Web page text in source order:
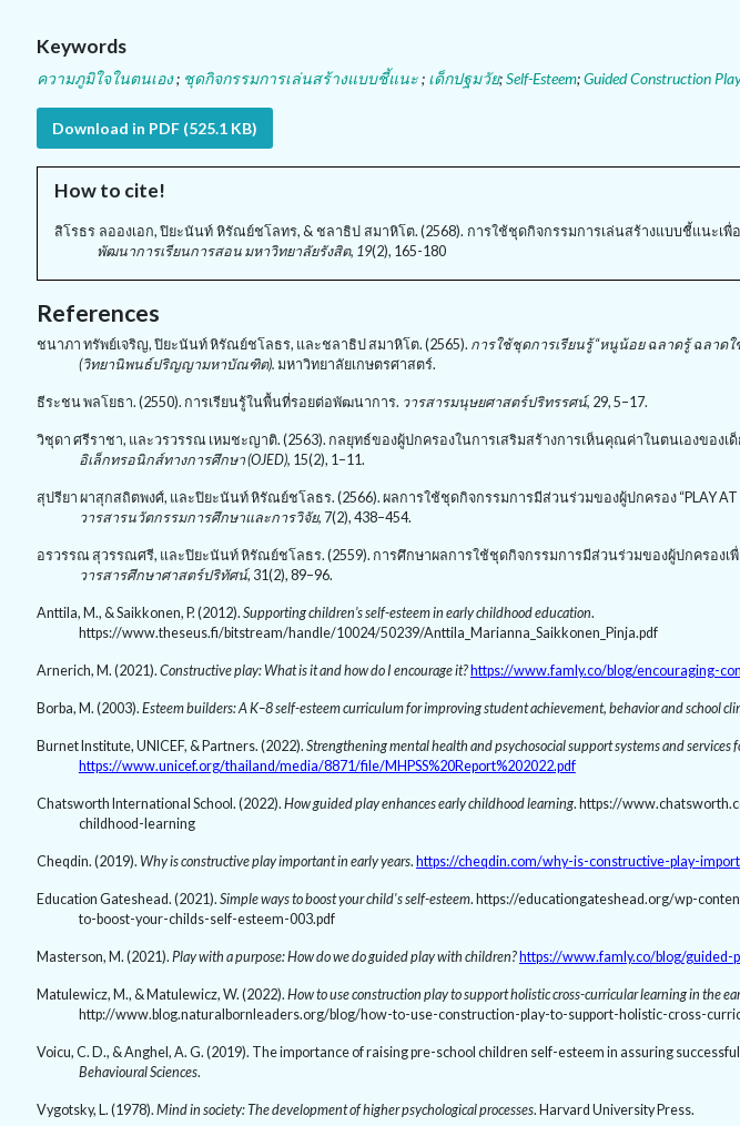
Keywords
ความภูมิใจในตนเอง; ชุดกิจกรรมการเล่นสร้างแบบชี้แนะ; เด็กปฐมวัย;Self-Esteem;Guided Construction
Download in PDF (525.1 KB)
How to cite!
สิโรธร ลอองเอก, ปิยะนันท์ หิรัณย์ชโลทร, & ชลาธิป สมาหิโต. (2568). การใช้ชุดกิจกรรมการเล่นสร้างแบบชี้แนะเพื่
พัฒนาการเรียนการสอน มหาวิทยาลัยรังสิต, 19(2), 165-180
References
ชนาภา ทรัพย์เจริญ, ปิยะนันท์ หิรัณย์ชโลธร, และชลาธิป สมาหิโต. (2565). การใช้ชุดการเรียนรู้ “หนูน้อย ฉลาดรู้ ฉลาดใ
(วิทยานิพนธ์ปริญญามหาบัณฑิต). มหาวิทยาลัยเกษตรศาสตร์.
ธีระชน พลโยธา. (2550). การเรียนรู้ในพื้นที่รอยต่อพัฒนาการ. วารสารมนุษยศาสตร์ปริทรรศน์, 29, 5–17.
วิชุดา ศรีราชา, และวรวรรณ เหมชะญาติ. (2563). กลยุทธ์ของผู้ปกครองในการเสริมสร้างการเห็นคุณค่าในตนเองของ
อิเล็กทรอนิกส์ทางการศึกษา (OJED), 15(2), 1–11.
สุปรียา ผาสุกสถิตพงศ์, และปิยะนันท์ หิรัณย์ชโลธร. (2566). ผลการใช้ชุดกิจกรรมการมีส่วนร่วมของผู้ปกครอง “PLAY
วารสารนวัตกรรมการศึกษาและการวิจัย, 7(2), 438–454.
อรวรรณ สุวรรณศรี, และปิยะนันท์ หิรัณย์ชโลธร. (2559). การศึกษาผลการใช้ชุดกิจกรรมการมีส่วนร่วมของผู้ปกครองเ
วารสารศึกษาศาสตร์ปริทัศน์, 31(2), 89–96.
Anttila, M., & Saikkonen, P. (2012). Supporting children’s self-esteem in early childhood education.
https://www.theseus.fi/bitstream/handle/10024/50239/Anttila_Marianna_Saikkonen_Pinja.pdf
Arnerich, M. (2021). Constructive play: What is it and how do I encourage it? https://www.famly.co/blog/encouraging-
Borba, M. (2003). Esteem builders: A K–8 self-esteem curriculum for improving student achievement, behavior and school
Burnet Institute, UNICEF, & Partners. (2022). Strengthening mental health and psychosocial support systems and services
https://www.unicef.org/thailand/media/8871/file/MHPSS%20Report%202022.pdf
Chatsworth International School. (2022). How guided play enhances early childhood learning. https://
childhood-learning
Cheqdin. (2019). Why is constructive play important in early years. https://cheqdin.com/why-is-constructive-play-
Education Gateshead. (2021). Simple ways to boost your child's self-esteem. https://educationgateshead.org/wp-
to-boost-your-childs-self-esteem-003.pdf
Masterson, M. (2021). Play with a purpose: How do we do guided play with children? https://www.famly.co/blog/guided-
Matulewicz, M., & Matulewicz, W. (2022). How to use construction play to support holistic cross-curricular learning in the
http://www.blog.naturalbornleaders.org/blog/how-to-use-construction-play-to-support-holistic-cross-
Voicu, C. D., & Anghel, A. G. (2019). The importance of raising pre-school children self-esteem in assuring
Behavioural Sciences.
Vygotsky, L. (1978). Mind in society: The development of higher psychological processes. Harvard University Press.